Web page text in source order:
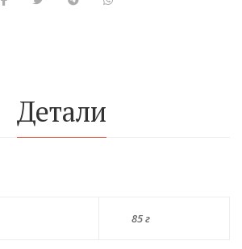
Детали
85 г